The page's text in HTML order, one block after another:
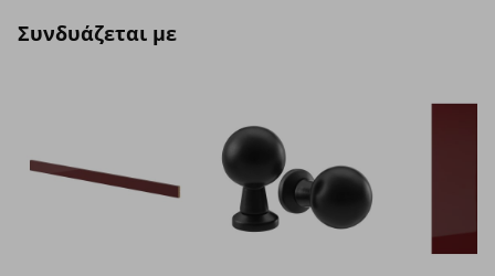
Συνδυάζεται με